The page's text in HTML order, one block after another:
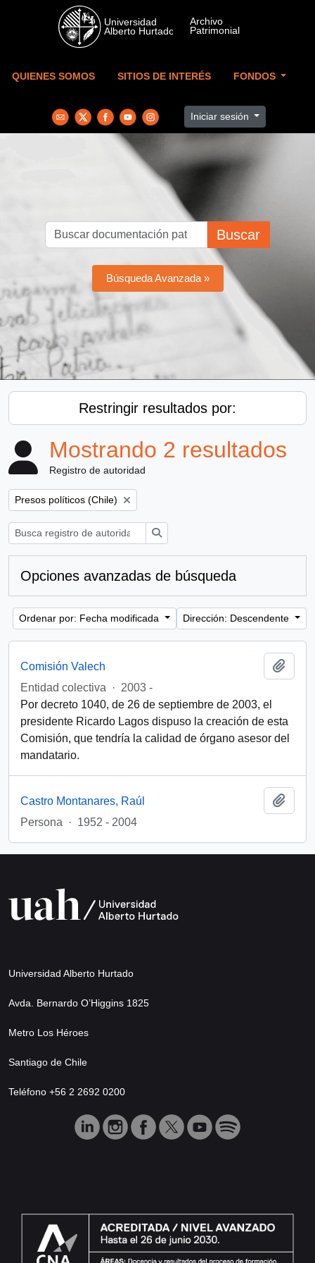
Skip to main content
QUIENES SOMOS SITIOS DE INTERÉS FONDOS
Iniciar sesión
Buscar
Búsqueda Avanzada »
Restringir resultados por:
Mostrando 2 resultados
Registro de autoridad
Remove filter:
Presos políticos (Chile)
Opciones avanzadas de búsqueda
Ordenar por: Fecha modificada Dirección: Descendente
Comisión Valech
Entidad colectiva
· 2003 -
Por decreto 1040, de 26 de septiembre de 2003, el
presidente Ricardo Lagos dispuso la creación de esta
Comisión, que tendría la calidad de órgano asesor del
mandatario.
Castro Montanares, Raúl
Persona
· 1952 - 2004
Universidad Alberto Hurtado
Avda. Bernardo O’Higgins 1825
Metro Los Héroes
Santiago de Chile
Teléfono +56 2 2692 0200